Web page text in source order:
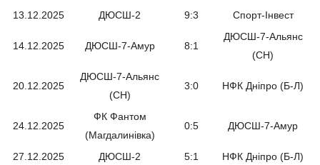
13.12.2025
ДЮСШ-2 9:3 Спорт-Інвест
14.12.2025 ДЮСШ-7-Амур 8:1
ДЮСШ-7-Альянс
(СН)
20.12.2025
ДЮСШ-7-Альянс
(СН)
3:0 НФК Дніпро (Б-Л)
24.12.2025
ФК Фантом
(Магдалинівка)
0:5 ДЮСШ-7-Амур
27.12.2025 ДЮСШ-2 5:1 НФК Дніпро (Б-Л)